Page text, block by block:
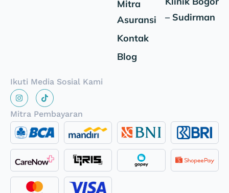
Mitra
Asuransi
Kontak
Blog
– Sudirman
Ikuti Media Sosial Kami
Mitra Pembayaran